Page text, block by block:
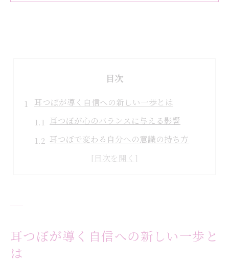
目次
耳つぼが導く自信への新しい一歩とは
耳つぼが心のバランスに与える影響
耳つぼで変わる自分への意識の持ち方
毎日に自信を生む耳つぼの活用術
耳つぼ施術の魅力と大阪市都島区の特徴
耳つぼが導く自信への新しい一歩と
は